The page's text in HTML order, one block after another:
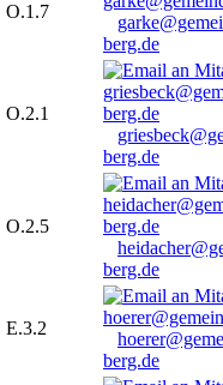
O.1.7
berg.de
O.2.1
berg.de
O.2.5
berg.de
E.3.2
berg.de